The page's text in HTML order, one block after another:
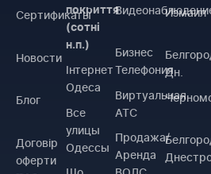
Сертификаты
Новости
Блог
Договiр
оферти
покриття
(сотні
н.п.)
Інтернет
Одеса
Все
улицы
Одессы
Бизнес
Телефония
Виртуальная
АТС
Продажа/
Аренда
Измаил
Дн.